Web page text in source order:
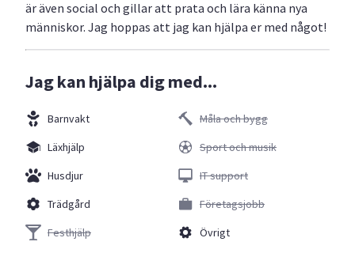
är även social och gillar att prata och lära känna nya
människor. Jag hoppas att jag kan hjälpa er med något!
Jag kan hjälpa dig med...
Barnvakt
Läxhjälp
Husdjur
Trädgård
Festhjälp
Måla och bygg
Sport och musik
IT support
Företagsjobb
Övrigt